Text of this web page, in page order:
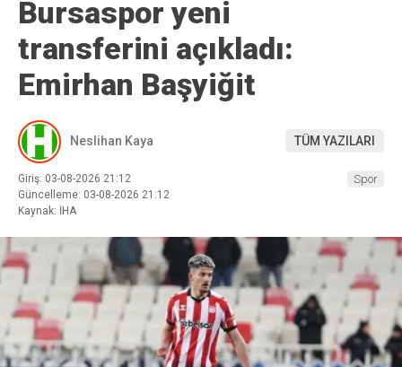
Bursaspor yeni
transferini açıkladı:
Emirhan Başyiğit
Neslihan Kaya TÜM YAZILARI
Giriş: 03-08-2026 21:12
Güncelleme: 03-08-2026 21:12
Kaynak: İHA
Spor